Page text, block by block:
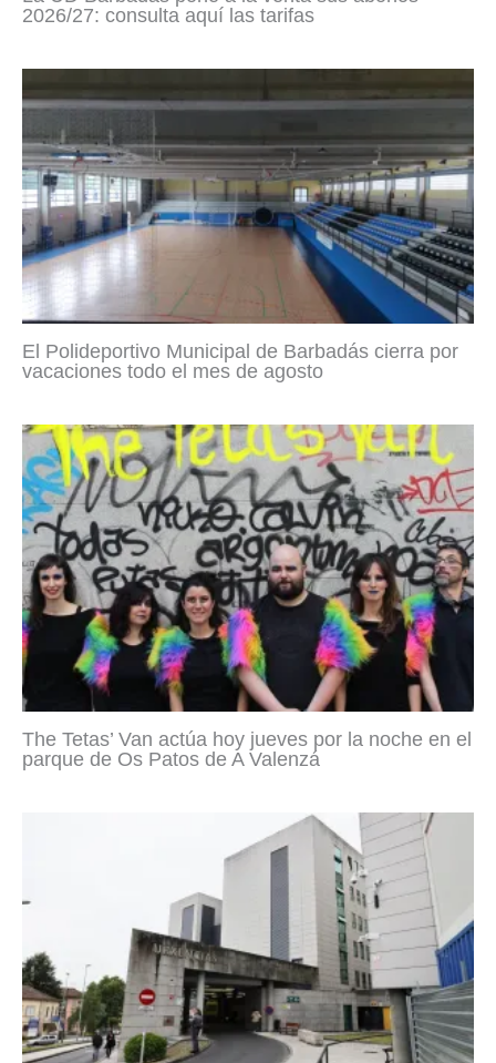
2026/27: consulta aquí las tarifas
El Polideportivo Municipal de Barbadás cierra por
vacaciones todo el mes de agosto
The Tetas’ Van actúa hoy jueves por la noche en el
parque de Os Patos de A Valenzá